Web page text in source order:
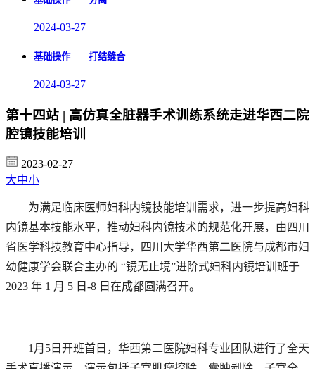
2024-03-27
基础操作——打结缝合
2024-03-27
第十四站 | 高仿真全脏器手术训练系统走进华西二院
腔镜技能培训
2023-02-27
大中小
为满足临床医师妇科内镜技能培训需求，进一步提高妇科
内镜基本技能水平，推动妇科内镜技术的规范化开展，由四川
省医学科技教育中心指导，四川大学华西第二医院与成都市妇
幼健康学会联合主办的 “镜无止境”进阶式妇科内镜培训班于
2023 年 1 月 5 日-8 日在成都圆满召开。
1月5日开班首日，华西第二医院妇科专业团队进行了全天